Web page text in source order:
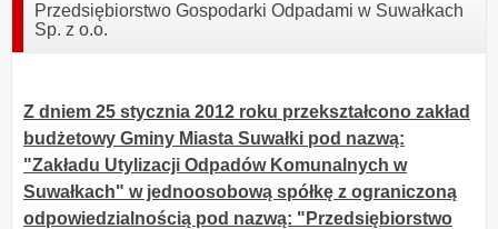
Przedsiębiorstwo Gospodarki Odpadami w Suwałkach
Sp. z o.o.
Z dniem 25 stycznia 2012 roku przekształcono zakład
budżetowy Gminy Miasta Suwałki pod nazwą:
"Zakładu Utylizacji Odpadów Komunalnych w
Suwałkach" w jednoosobową spółkę z ograniczoną
odpowiedzialnością pod nazwą: "Przedsiębiorstwo